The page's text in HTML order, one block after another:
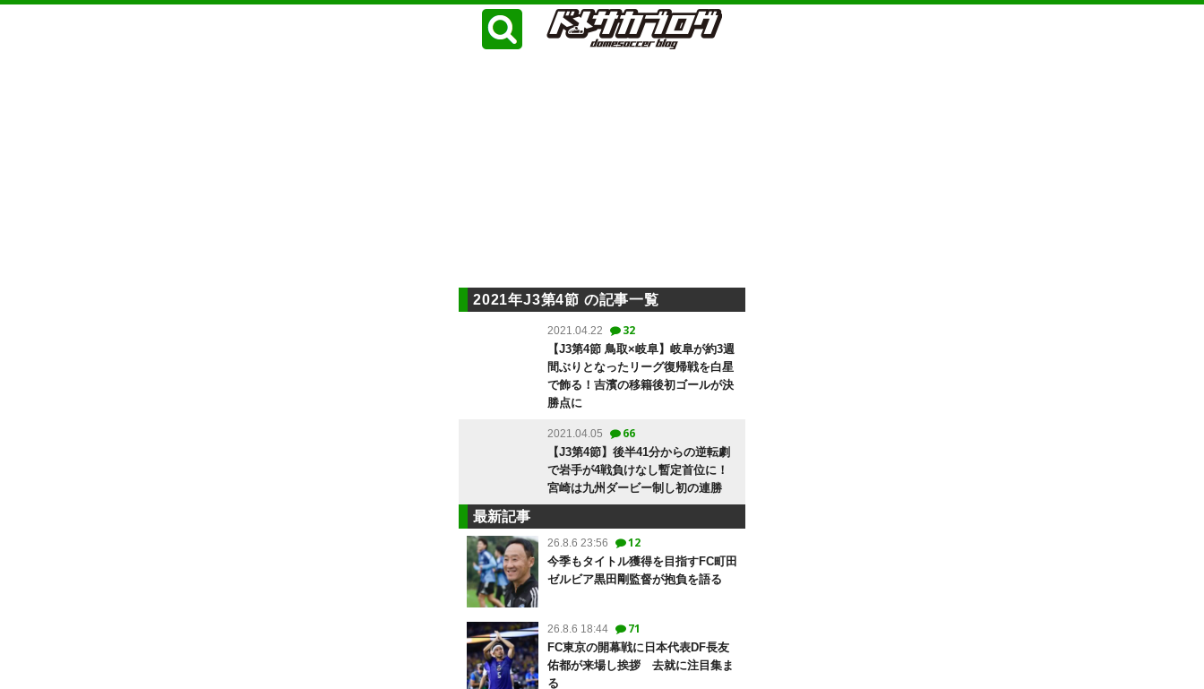
2021年J3第4節 の記事一覧
2021.04.22 32
【J3第4節 鳥取×岐阜】岐阜が約3週
間ぶりとなったリーグ復帰戦を白星
で飾る！吉濱の移籍後初ゴールが決
勝点に
2021.04.05 66
【J3第4節】後半41分からの逆転劇
で岩手が4戦負けなし暫定首位に！
宮崎は九州ダービー制し初の連勝
最新記事
26.8.6 23:56 12
今季もタイトル獲得を目指すFC町田
ゼルビア黒田剛監督が抱負を語る
26.8.6 18:44 71
FC東京の開幕戦に日本代表DF長友
佑都が来場し挨拶 去就に注目集ま
る